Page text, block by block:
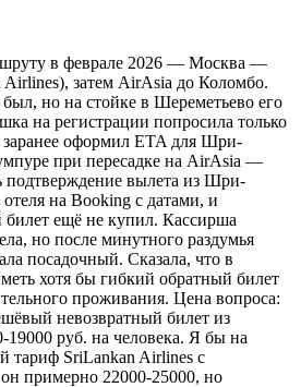
в феврале 2026 — Москва —
затем AirAsia до Коломбо.
но на стойке в Шереметьево его
на регистрации попросила только
заранее оформил ETA для Шри-
при пересадке на AirAsia —
подтверждение вылета из Шри-
на Booking с датами, и
билет ещё не купил. Кассирша
но после минутного раздумья
посадочный. Сказала, что в
хотя бы гибкий обратный билет
проживания. Цена вопроса:
невозвратный билет из
руб. на человека. Я бы на
тариф SriLankan Airlines с
примерно 22000-25000, но